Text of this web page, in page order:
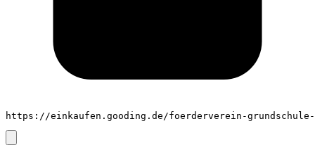
https://einkaufen.gooding.de/foerderverein-grundschule-